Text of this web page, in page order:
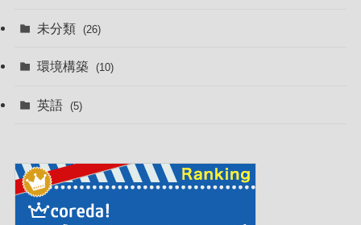
未分類 (26)
環境構築 (10)
英語 (5)